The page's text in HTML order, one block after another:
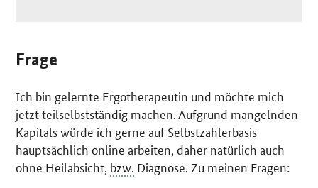
Frage
Ich bin gelernte Ergotherapeutin und möchte mich
jetzt teilselbstständig machen. Aufgrund mangelnden
Kapitals würde ich gerne auf Selbstzahlerbasis
hauptsächlich online arbeiten, daher natürlich auch
ohne Heilabsicht, bzw. Diagnose. Zu meinen Fragen: